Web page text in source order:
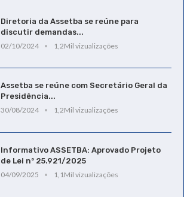
Diretoria da Assetba se reúne para
discutir demandas...
02/10/2024
1,2Mil vizualizações
Assetba se reúne com Secretário Geral da
Presidência...
30/08/2024
1,2Mil vizualizações
Informativo ASSETBA: Aprovado Projeto
de Lei nº 25.921/2025
04/09/2025
1,1Mil vizualizações